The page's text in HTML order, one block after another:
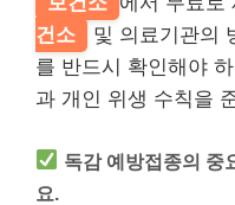
건소
및 의료기관의
를 반드시 확인해야
과 개인 위생 수칙을
독감 예방접종의 중
요.